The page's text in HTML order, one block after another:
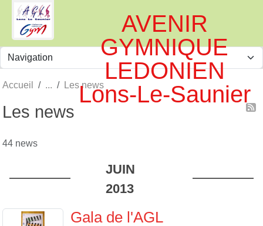
AVENIR
GYMNIQUE
LEDONIEN
Lons-Le-Saunier
Accueil Les news
Les news
44 news
JUIN
2013
Gala de l'AGL
Panneau de gestion des cookies